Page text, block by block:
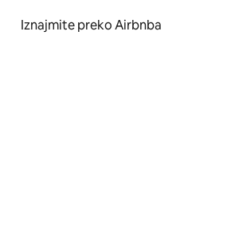
Iznajmite preko Airbnba